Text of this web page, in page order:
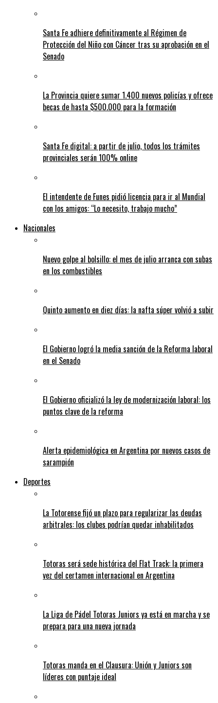
Santa Fe adhiere definitivamente al Régimen de
Protección del Niño con Cáncer tras su aprobación en el
Senado
La Provincia quiere sumar 1.400 nuevos policías y ofrece
becas de hasta $500.000 para la formación
Santa Fe digital: a partir de julio, todos los trámites
provinciales serán 100% online
El intendente de Funes pidió licencia para ir al Mundial
con los amigos: “Lo necesito, trabajo mucho”
Nacionales
Nuevo golpe al bolsillo: el mes de julio arranca con subas
en los combustibles
Quinto aumento en diez días: la nafta súper volvió a subir
El Gobierno logró la media sanción de la Reforma laboral
en el Senado
El Gobierno oficializó la ley de modernización laboral: los
puntos clave de la reforma
Alerta epidemiológica en Argentina por nuevos casos de
sarampión
Deportes
La Totorense fijó un plazo para regularizar las deudas
arbitrales: los clubes podrían quedar inhabilitados
Totoras será sede histórica del Flat Track: la primera
vez del certamen internacional en Argentina
La Liga de Pádel Totoras Juniors ya está en marcha y se
prepara para una nueva jornada
Totoras manda en el Clausura: Unión y Juniors son
líderes con puntaje ideal